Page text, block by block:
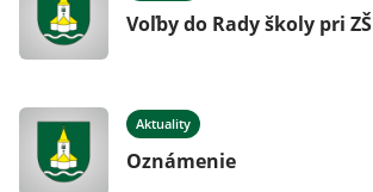
Voľby do Rady školy pri ZŠ
Aktuality
Oznámenie